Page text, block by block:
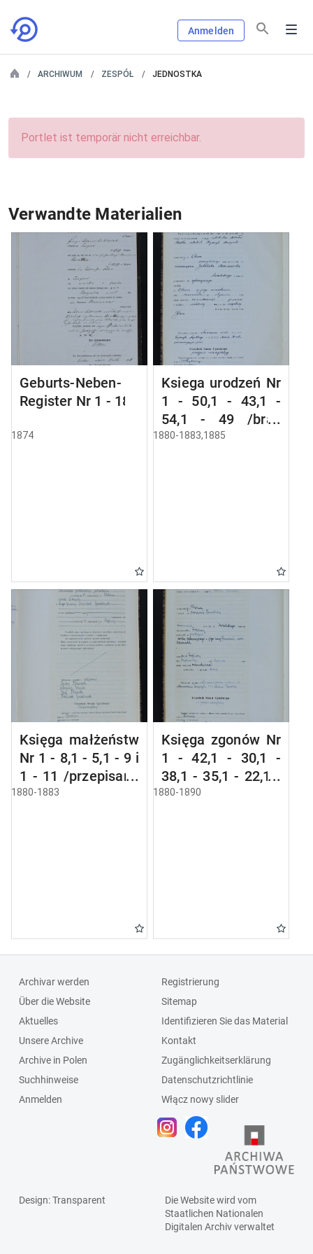
Anmelden
ARCHIWUM ZESPÓŁ JEDNOSTKA
Portlet ist temporär nicht erreichbar.
Verwandte Materialien
Geburts-Neben-
Register Nr 1 - 18
1874
Ksiega urodzeń Nr
1 - 50,1 - 43,1 -
54,1 - 49 /brak
1884,i 1 - 51
1880-1883,1885
Księga małżeństw
Nr 1 - 8,1 - 5,1 - 9 i
1 - 11 /przepisana
w języku polskim z
1880-1883
Księga zgonów Nr
1 - 42,1 - 30,1 -
38,1 - 35,1 - 22,1 -
46,1 - 38,1 - 28, 1 -
1880-1890
Archivar werden
Über die Website
Aktuelles
Unsere Archive
Archive in Polen
Suchhinweise
Anmelden
Registrierung
Sitemap
Identifizieren Sie das Material
Kontakt
Zugänglichkeitserklärung
Datenschutzrichtlinie
Włącz nowy slider
Design: Transparent
Die Website wird vom
Staatlichen Nationalen
Digitalen Archivverwaltet